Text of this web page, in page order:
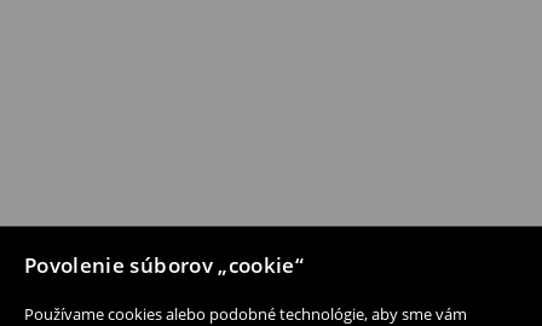
Povolenie súborov „cookie“
Používame cookies alebo podobné technológie, aby sme vám